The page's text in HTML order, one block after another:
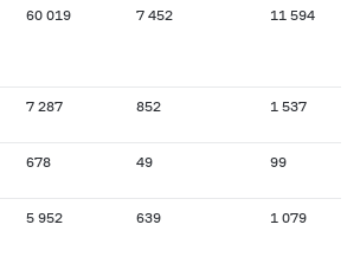
60 019 7 452 11 594
7 287 852 1 537
678 49 99
5 952 639 1 079